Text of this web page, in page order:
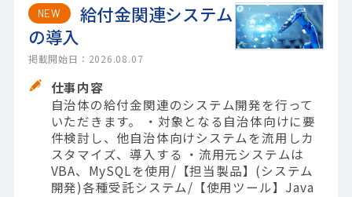
NEW
給付金関連システム
の導入
掲載開始日：2026.08.07
仕事内容
自治体の給付金関連のシステム開発を行って
いただきます。 ・対象となる自治体向けに要
件検討し、他自治体向けシステムを流用しカ
スタマイズ、導入する ・流用元システムは
VBA、MySQLを使用/【担当製品】(システム
開発)各種受託システム/【使用ツール】Java